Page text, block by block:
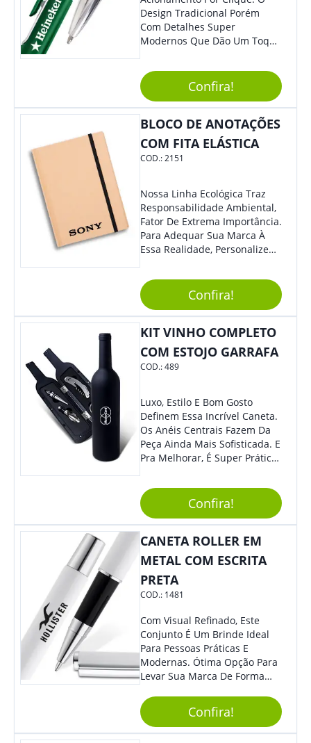
Design Tradicional Porém
Com Detalhes Super
Modernos Que Dão Um Toque
Confira!
BLOCO DE ANOTAÇÕES
COM FITA ELÁSTICA
COD.:2151
Nossa Linha Ecológica Traz
Responsabilidade Ambiental,
Fator De Extrema Importância.
Para Adequar Sua Marca À
Essa Realidade, Personalize
Anotações Com Post-It E
Caneta. Elaborado A Partir De
Material Reciclado, O Brinde
Também É Prático, Tornando-
Se Assim Excelente Para Uso
Cotidiano. Perfeito, Não É?!
Confira!
KIT VINHO COMPLETO
COM ESTOJO GARRAFA
COD.:489
Luxo, Estilo E Bom Gosto
Definem Essa Incrível Caneta.
Os Anéis Centrais Fazem Da
Peça Ainda Mais Sofisticada. E
Pra Melhorar, É Super Prática
Por Giro. É De Impressionar!
Confira!
CANETA ROLLER EM
METAL COM ESCRITA
PRETA
COD.: 1481
Com Visual Refinado, Este
Conjunto É Um Brinde Ideal
Para Pessoas Práticas E
Modernas. Ótima Opção Para
Levar Sua Marca De Forma
Sua Empresa Em Eventos,
Reuniões Corporativas Ou Até
Mesmo Para Presentear
Confira!